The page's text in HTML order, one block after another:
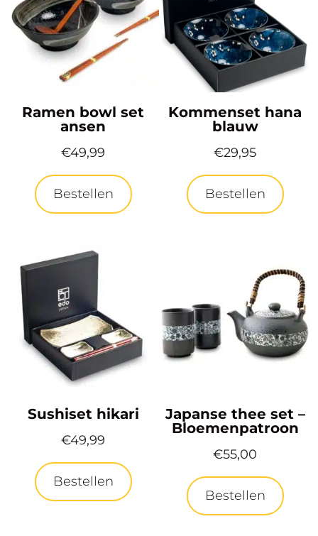
Ramen bowl set
ansen
€49,99
Bestellen
Kommenset hana
blauw
€29,95
Bestellen
Sushiset hikari
€49,99
Bestellen
Japanse thee set –
Bloemenpatroon
€55,00
Bestellen